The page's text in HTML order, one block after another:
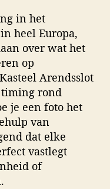
in het
heel Europa,
over wat het
op
Arendsslot
timing rond
je een foto het
van
dat elke
vastlegt
of